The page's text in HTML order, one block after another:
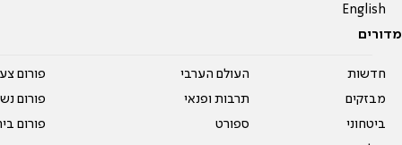
English
מדורים
חדשות
מבזקים
ביטחוני
העולם הערבי
תרבות ופנאי
ספורט
פורום
פורום
פורום